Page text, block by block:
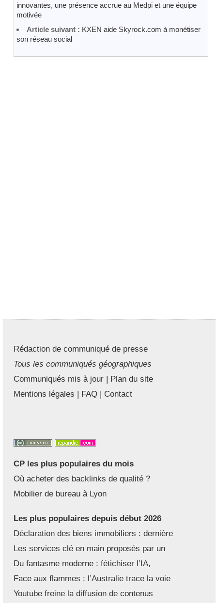
innovantes, une présence accrue au Medpi et une équipe
motivée
Article suivant : KXEN aide Skyrock.com à monétiser
son réseau social
Rédaction de communiqué de presse
Tous les communiqués géographiques
Communiqués mis à jour | Plan du site
Mentions légales | FAQ | Contact
CP les plus populaires du mois
Où acheter des backlinks de qualité ?
Mobilier de bureau à Lyon
Les plus populaires depuis début 2026
Déclaration des biens immobiliers : dernière
Les services clé en main proposés par un
Du fantasme moderne : fétichiser l’IA,
Face aux flammes : l’Australie trace la voie
Youtube freine la diffusion de contenus